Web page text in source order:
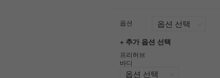
옵션
+ 추가 옵션 선택
프리허브
바디